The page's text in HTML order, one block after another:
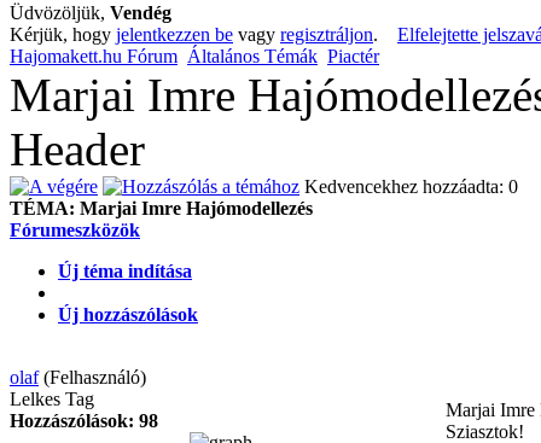
Üdvözöljük, Vendég
Kérjük, hogy jelentkezzen be vagy regisztráljon. Elfelejtette
Hajomakett.hu Fórum Általános Témák Piactér
Marjai Imre
Header
Kedvencekhez hozzáadta: 0
TÉMA: Marjai Imre Hajómodellezés
Fórumeszközök
Új téma indítása
Új hozzászólások
olaf (Felhasználó)
Lelkes Tag
Hozzászólások: 98
Marjai Imre
Sziasztok!